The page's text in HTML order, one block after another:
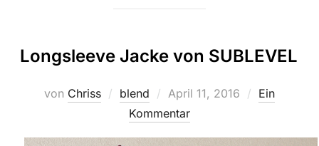
Longsleeve Jacke von SUBLEVEL
von Chriss blend
Veröffentlicht
am
April 11, 2016
Ein
Kommentar